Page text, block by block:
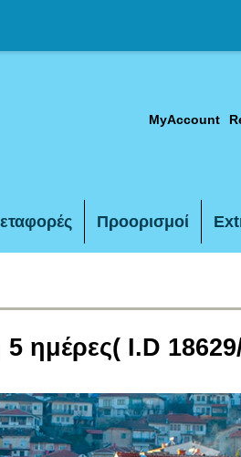
MyAccount
Προορισμοί
ημέρες( I.D